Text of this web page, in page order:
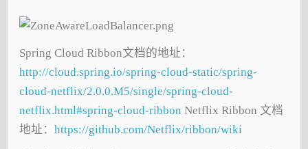
Spring Cloud Ribbon文档的地址：
http://cloud.spring.io/spring-cloud-static/spring-
cloud-netflix/2.0.0.M5/single/spring-cloud-
netflix.html#spring-cloud-ribbon Netflix Ribbon 文档
地址：https://github.com/Netflix/ribbon/wiki